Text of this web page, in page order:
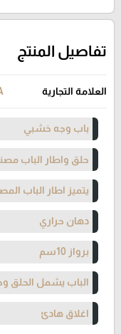
تفاصيل المنتج
العلامة التجارية
باب وجه خشبي
حلق واطار الباب
يتميز اطار الباب
دهان حراري
برواز 10سم
الباب يشمل الحلق
اغلاق هادئ